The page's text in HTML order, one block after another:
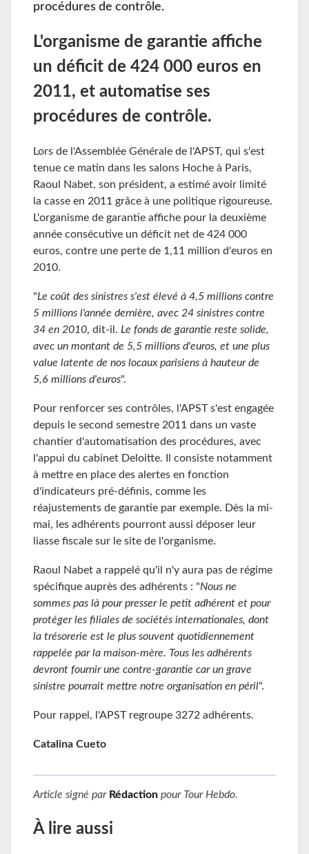
procédures de contrôle.
L'organisme de garantie affiche
un déficit de 424 000 euros en
2011, et automatise ses
procédures de contrôle.
Lors de l'Assemblée Générale de l'APST, qui s'est
tenue ce matin dans les salons Hoche à Paris,
Raoul Nabet, son président, a estimé avoir limité
la casse en 2011 grâce à une politique rigoureuse.
L'organisme de garantie affiche pour la deuxième
année consécutive un déficit net de 424 000
euros, contre une perte de 1,11 million d'euros en
2010.
"Le coût des sinistres s'est élevé à 4,5 millions contre
5 millions l'année dernière, avec 24 sinistres contre
34 en 2010, dit-il. Le fonds de garantie reste solide,
avec un montant de 5,5 millions d'euros, et une plus
value latente de nos locaux parisiens à hauteur de
5,6 millions d'euros".
Pour renforcer ses contrôles, l'APST s'est engagée
depuis le second semestre 2011 dans un vaste
chantier d'automatisation des procédures, avec
l'appui du cabinet Deloitte. Il consiste notamment
à mettre en place des alertes en fonction
d'indicateurs pré-définis, comme les
réajustements de garantie par exemple. Dès la mi-
mai, les adhérents pourront aussi déposer leur
liasse fiscale sur le site de l'organisme.
Raoul Nabet a rappelé qu'il n'y aura pas de régime
spécifique auprès des adhérents : "Nous ne
sommes pas là pour presser le petit adhérent et pour
protéger les filiales de sociétés internationales, dont
la trésorerie est le plus souvent quotidiennement
rappelée par la maison-mère. Tous les adhérents
devront fournir une contre-garantie car un grave
sinistre pourrait mettre notre organisation en péril".
Pour rappel, l'APST regroupe 3272 adhérents.
Catalina Cueto
Article signé par Rédaction pour Tour Hebdo.
À lire aussi